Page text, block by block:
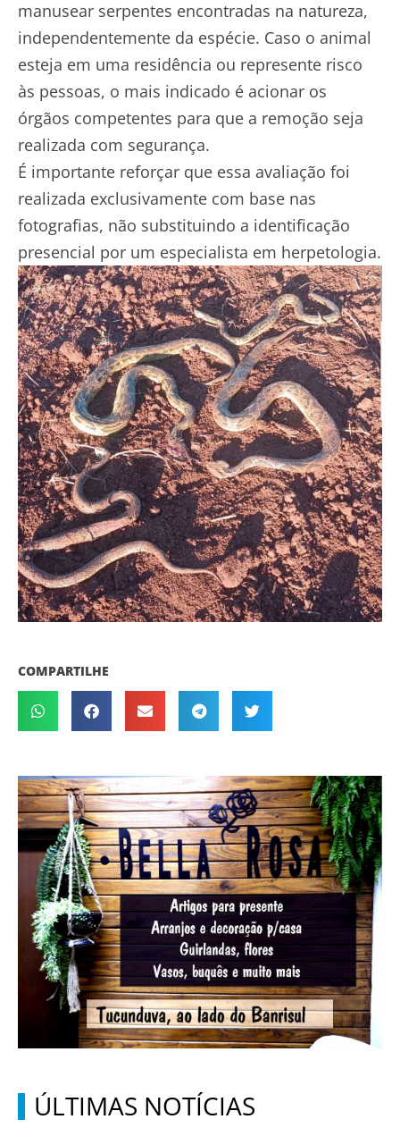
manusear serpentes encontradas na natureza,
independentemente da espécie. Caso o animal
esteja em uma residência ou represente risco
às pessoas, o mais indicado é acionar os
órgãos competentes para que a remoção seja
realizada com segurança.
É importante reforçar que essa avaliação foi
realizada exclusivamente com base nas
fotografias, não substituindo a identificação
presencial por um especialista em herpetologia.
COMPARTILHE
ÚLTIMAS NOTÍCIAS